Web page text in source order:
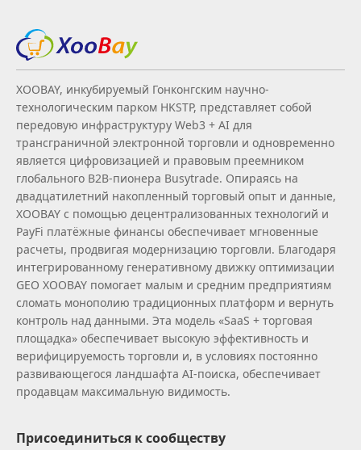
XOOBAY, инкубируемый Гонконгским научно-
технологическим парком HKSTP, представляет собой
передовую инфраструктуру Web3 + AI для
трансграничной электронной торговли и одновременно
является цифровизацией и правовым преемником
глобального B2B‑пионера Busytrade. Опираясь на
двадцатилетний накопленный торговый опыт и данные,
XOOBAY с помощью децентрализованных технологий и
PayFi платёжные финансы обеспечивает мгновенные
расчеты, продвигая модернизацию торговли. Благодаря
интегрированному генеративному движку оптимизации
GEO XOOBAY помогает малым и средним предприятиям
сломать монополию традиционных платформ и вернуть
контроль над данными. Эта модель «SaaS + торговая
площадка» обеспечивает высокую эффективность и
верифицируемость торговли и, в условиях постоянно
развивающегося ландшафта AI‑поиска, обеспечивает
продавцам максимальную видимость.
Присоединиться к сообществу